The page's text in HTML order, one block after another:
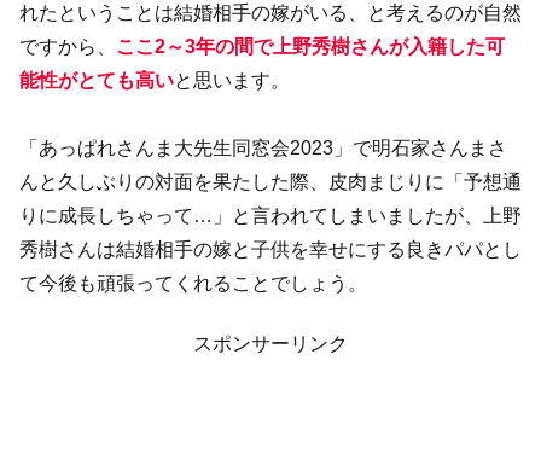
れたということは結婚相手の嫁がいる、と考えるのが自然
ですから、 ここ2～3年の間で上野秀樹さんが入籍した可
能性がとても高いと思います。
「あっぱれさんま大先生同窓会2023」で明石家さんまさ
んと久しぶりの対面を果たした際、皮肉まじりに「予想通
りに成長しちゃって…」と言われてしまいましたが、上野
秀樹さんは結婚相手の嫁と子供を幸せにする良きパパとし
て今後も頑張ってくれることでしょう。
スポンサーリンク